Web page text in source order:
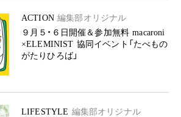
ACTION 編集部オリジナル
９月５・６日開催＆参加無料 macaroni
×ELEMINIST 協同イベント「たべもの
がたりひろば」
LIFESTYLE 編集部オリジナル